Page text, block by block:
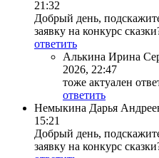
21:32
Добрый день,
заявку на конкурс
ответить
Алькина Ирина
2026, 22:47
тоже актуален
ответить
Немыкина Дарья
15:21
Добрый день,
заявку на конкурс